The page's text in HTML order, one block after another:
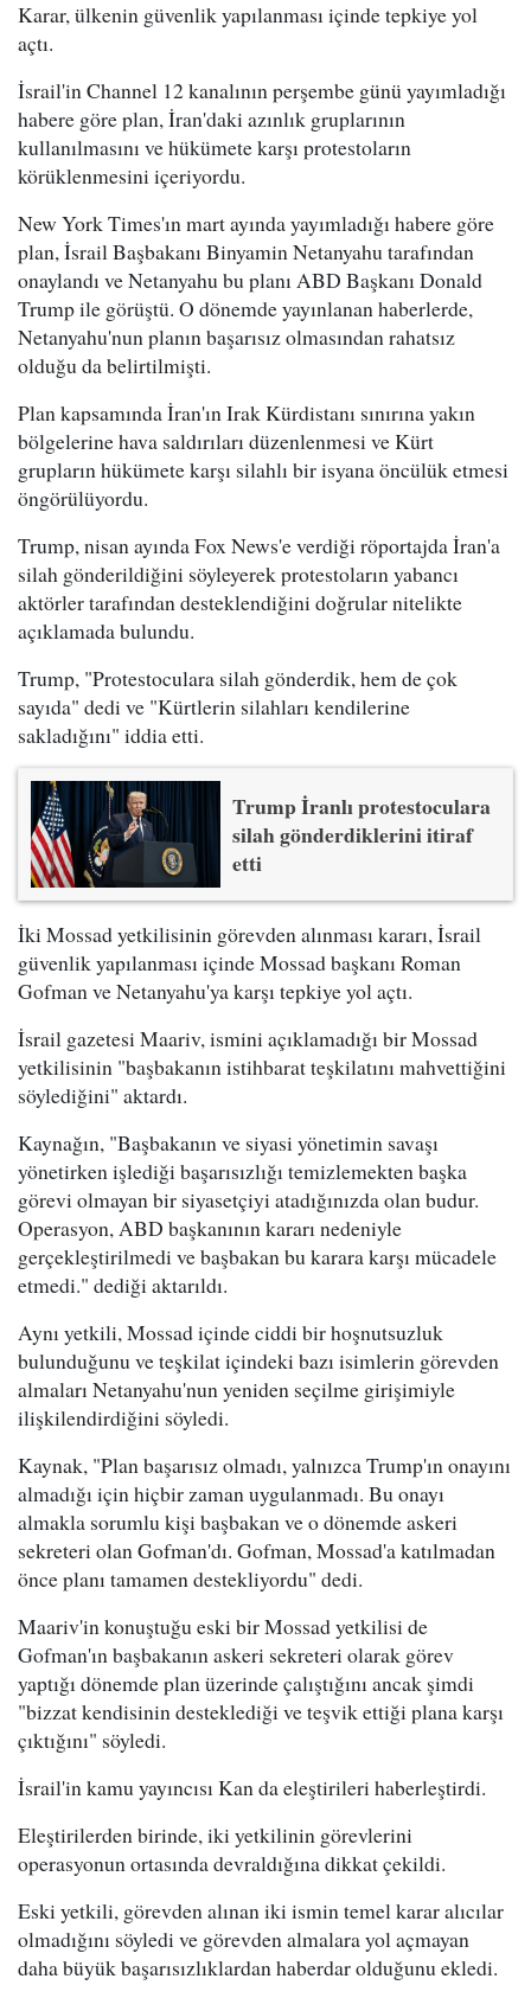
Karar, ülkenin güvenlik yapılanması içinde tepkiye yol
açtı.
İsrail'in Channel 12 kanalının perşembe günü yayımladığı
habere göre plan, İran'daki azınlık gruplarının
kullanılmasını ve hükümete karşı protestoların
körüklenmesini içeriyordu.
New York Times'ın mart ayında yayımladığı habere göre
plan, İsrail Başbakanı Binyamin Netanyahu tarafından
onaylandı ve Netanyahu bu planı ABD Başkanı Donald
Trump ile görüştü. O dönemde yayınlanan haberlerde,
Netanyahu'nun planın başarısız olmasından rahatsız
olduğu da belirtilmişti.
Plan kapsamında İran'ın Irak Kürdistanı sınırına yakın
bölgelerine hava saldırıları düzenlenmesi ve Kürt
grupların hükümete karşı silahlı bir isyana öncülük etmesi
öngörülüyordu.
Trump, nisan ayında Fox News'e verdiği röportajda İran'a
silah gönderildiğini söyleyerek protestoların yabancı
aktörler tarafından desteklendiğini doğrular nitelikte
açıklamada bulundu.
Trump, "Protestoculara silah gönderdik, hem de çok
sayıda" dedi ve "Kürtlerin silahları kendilerine
sakladığını" iddia etti.
Trump İranlı protestoculara
silah gönderdiklerini itiraf
etti
İki Mossad yetkilisinin görevden alınması kararı, İsrail
güvenlik yapılanması içinde Mossad başkanı Roman
Gofman ve Netanyahu'ya karşı tepkiye yol açtı.
İsrail gazetesi Maariv, ismini açıklamadığı bir Mossad
yetkilisinin "başbakanın istihbarat teşkilatını mahvettiğini
söylediğini" aktardı.
Kaynağın, "Başbakanın ve siyasi yönetimin savaşı
yönetirken işlediği başarısızlığı temizlemekten başka
görevi olmayan bir siyasetçiyi atadığınızda olan budur.
Operasyon, ABD başkanının kararı nedeniyle
gerçekleştirilmedi ve başbakan bu karara karşı mücadele
etmedi." dediği aktarıldı.
Aynı yetkili, Mossad içinde ciddi bir hoşnutsuzluk
bulunduğunu ve teşkilat içindeki bazı isimlerin görevden
almaları Netanyahu'nun yeniden seçilme girişimiyle
ilişkilendirdiğini söyledi.
Kaynak, "Plan başarısız olmadı, yalnızca Trump'ın onayını
almadığı için hiçbir zaman uygulanmadı. Bu onayı
almakla sorumlu kişi başbakan ve o dönemde askeri
sekreteri olan Gofman'dı. Gofman, Mossad'a katılmadan
önce planı tamamen destekliyordu" dedi.
Maariv'in konuştuğu eski bir Mossad yetkilisi de
Gofman'ın başbakanın askeri sekreteri olarak görev
yaptığı dönemde plan üzerinde çalıştığını ancak şimdi
"bizzat kendisinin desteklediği ve teşvik ettiği plana karşı
çıktığını" söyledi.
İsrail'in kamu yayıncısı Kan da eleştirileri haberleştirdi.
Eleştirilerden birinde, iki yetkilinin görevlerini
operasyonun ortasında devraldığına dikkat çekildi.
Eski yetkili, görevden alınan iki ismin temel karar alıcılar
olmadığını söyledi ve görevden almalara yol açmayan
daha büyük başarısızlıklardan haberdar olduğunu ekledi.